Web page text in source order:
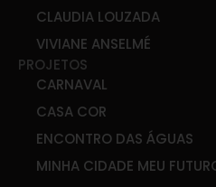
CLAUDIA LOUZADA
VIVIANE ANSELMÉ
PROJETOS
CARNAVAL
CASA COR
ENCONTRO DAS ÁGUAS
MINHA CIDADE MEU